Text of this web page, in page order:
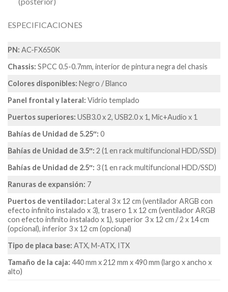
ESPECIFICACIONES
PN: AC-FX650K
Chassis: SPCC 0.5-0.7mm, interior de pintura negra del chasis
Colores disponibles: Negro / Blanco
Panel frontal y lateral: Vidrio templado
Puertos superiores: USB3.0 x 2, USB2.0 x 1, Mic+Audio x 1
Bahías de Unidad de 5.25″: 0
Bahías de Unidad de 3.5″: 2 (1 en rack multifuncional HDD/SSD)
Bahías de Unidad de 2.5″: 3 (1 en rack multifuncional HDD/SSD)
Ranuras de expansión: 7
Puertos de ventilador: Lateral 3 x 12 cm (ventilador ARGB con
efecto infinito instalado x 3), trasero 1 x 12 cm (ventilador ARGB
con efecto infinito instalado x 1), superior 3 x 12 cm / 2 x 14 cm
(opcional), inferior 3 x 12 cm (opcional)
Tipo de placa base: ATX, M-ATX, ITX
Tamaño de la caja: 440 mm x 212 mm x 490 mm (largo x ancho x
alto)